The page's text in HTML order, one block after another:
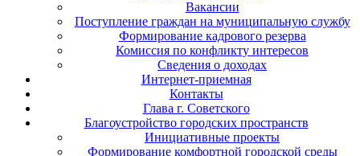
Вакансии
Поступление граждан на муниципальную службу
Формирование кадрового резерва
Комиссия по конфликту интересов
Сведения о доходах
Интернет-приемная
Контакты
Глава г. Советского
Благоустройство городских пространств
Инициативные проекты
Формирование комфортной городской среды